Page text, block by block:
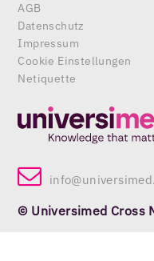
© Universimed Cross
AGB
Datenschutz
Impressum
Cookie Einstellungen
Netiquette